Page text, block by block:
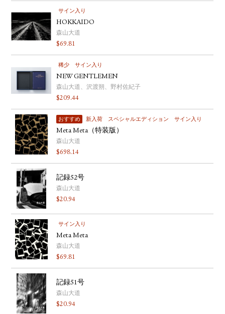
サイン入り
HOKKAIDO
森山大道
$69.81
稀少 サイン入り
NEW GENTLEMEN
森山大道、沢渡朔、野村佐紀子
$209.44
おすすめ 新入荷 スペシャルエディション サイン入り
Meta Meta（特装版）
森山大道
$698.14
記録52号
森山大道
$20.94
サイン入り
Meta Meta
森山大道
$69.81
記録51号
森山大道
$20.94